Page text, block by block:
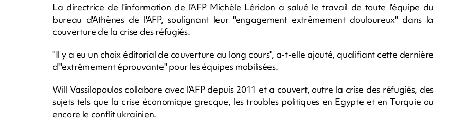
La directrice de l'information de l'AFP Michèle Léridon a salué le travail de toute l'équipe du
bureau d'Athènes de l'AFP, soulignant leur "engagement extrêmement douloureux" dans la
couverture de la crise des réfugiés.
"Il y a eu un choix éditorial de couverture au long cours", a-t-elle ajouté, qualifiant cette dernière
d'"extrêmement éprouvante" pour les équipes mobilisées.
Will Vassilopoulos collabore avec l'AFP depuis 2011 et a couvert, outre la crise des réfugiés, des
sujets tels que la crise économique grecque, les troubles politiques en Egypte et en Turquie ou
encore le conflit ukrainien.